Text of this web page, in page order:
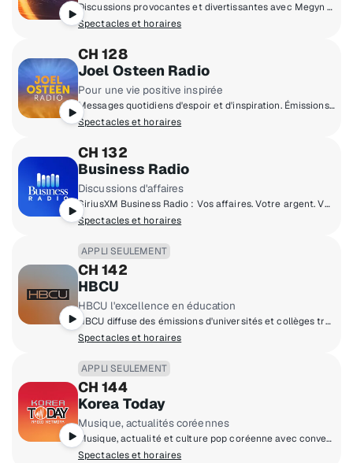
Discussions provocantes et divertissantes avec Megyn Kelly, Dr Laura, Dave Ramsey, Nancy Gracy et bien d’autres!
Spectacles et horaires
CH 128
Joel Osteen Radio
Pour une vie positive inspirée
Messages quotidiens d'espoir et d'inspiration. Émissions de lignes ouvertes et de services avec Joel et Victoria en direct.
Spectacles et horaires
CH 132
Business Radio
Discussions d'affaires
SiriusXM Business Radio : Vos affaires. Votre argent. Votre vie.
Spectacles et horaires
APPLI SEULEMENT
CH 142
HBCU
HBCU l'excellence en éducation
HBCU diffuse des émissions d'universités et collèges traditionnellement noirs traitant de l'expérience des étudiants noirs.
Spectacles et horaires
APPLI SEULEMENT
CH 144
Korea Today
Musique, actualités coréennes
Musique, actualité et culture pop coréenne avec conversations et nouvelles pour les Coréens des États-Unis.
Spectacles et horaires